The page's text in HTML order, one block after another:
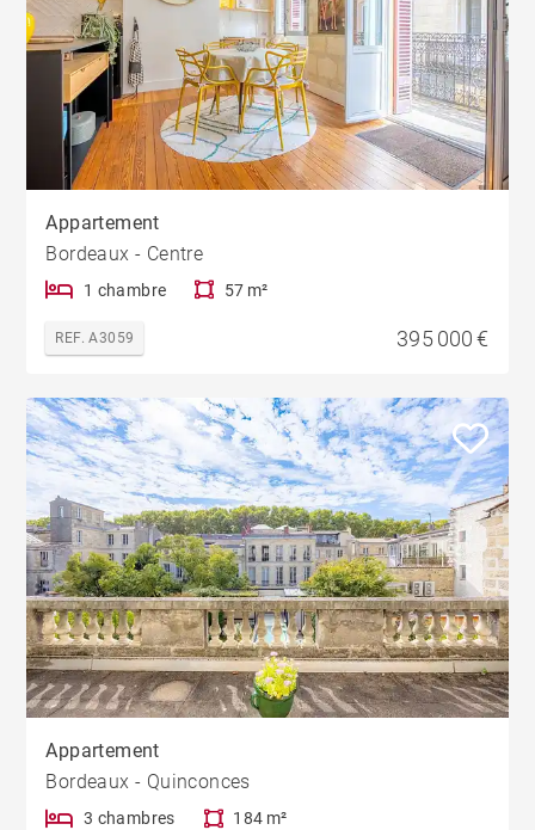
Appartement
Bordeaux - Centre
1 chambre 57 m²
REF. A3059 395 000 €
Appartement
Bordeaux - Quinconces
3 chambres 184 m²